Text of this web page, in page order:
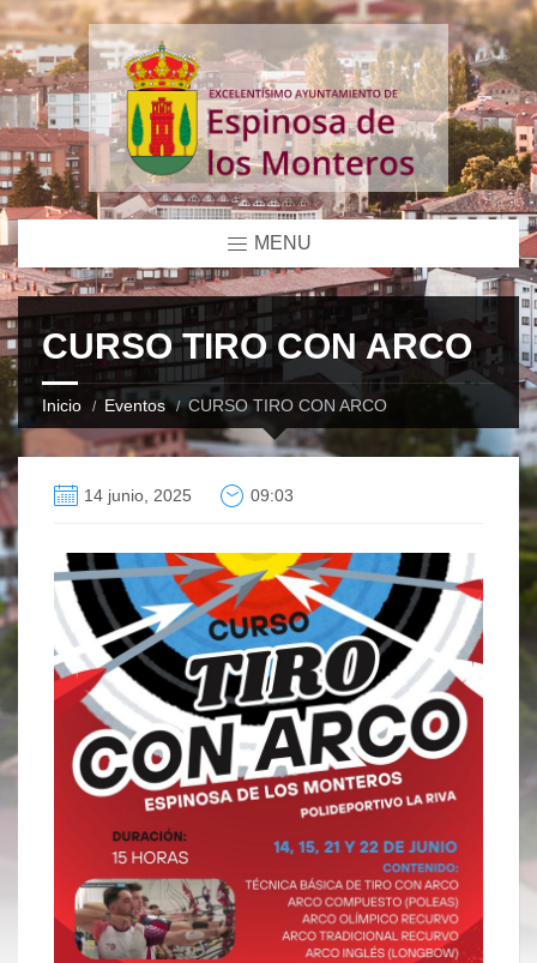
MENU
CURSO TIRO CON ARCO
Inicio Eventos CURSO TIRO CON ARCO
14 junio, 2025 09:03